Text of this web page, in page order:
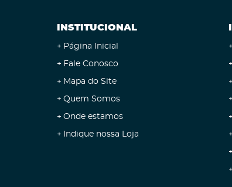
INSTITUCIONAL
Página Inicial
Fale Conosco
Mapa do Site
Quem Somos
Onde estamos
Indique nossa Loja